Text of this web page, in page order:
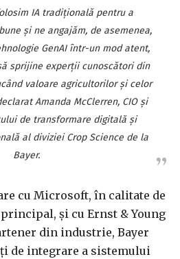
IA tradițională pentru a
și ne angajăm, de asemenea,
GenAI într-un mod atent,
sprijine experții cunoscători din
valoare agricultorilor și celor
Amanda McClerren, CIO și
de transformare digitală și
al diviziei Crop Science de la
Bayer.
cu Microsoft, în calitate de
și cu Ernst & Young
din industrie, Bayer
de integrare a sistemului